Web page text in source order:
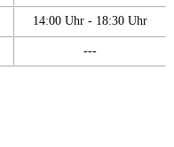
14:00 Uhr - 18:30 Uhr
---